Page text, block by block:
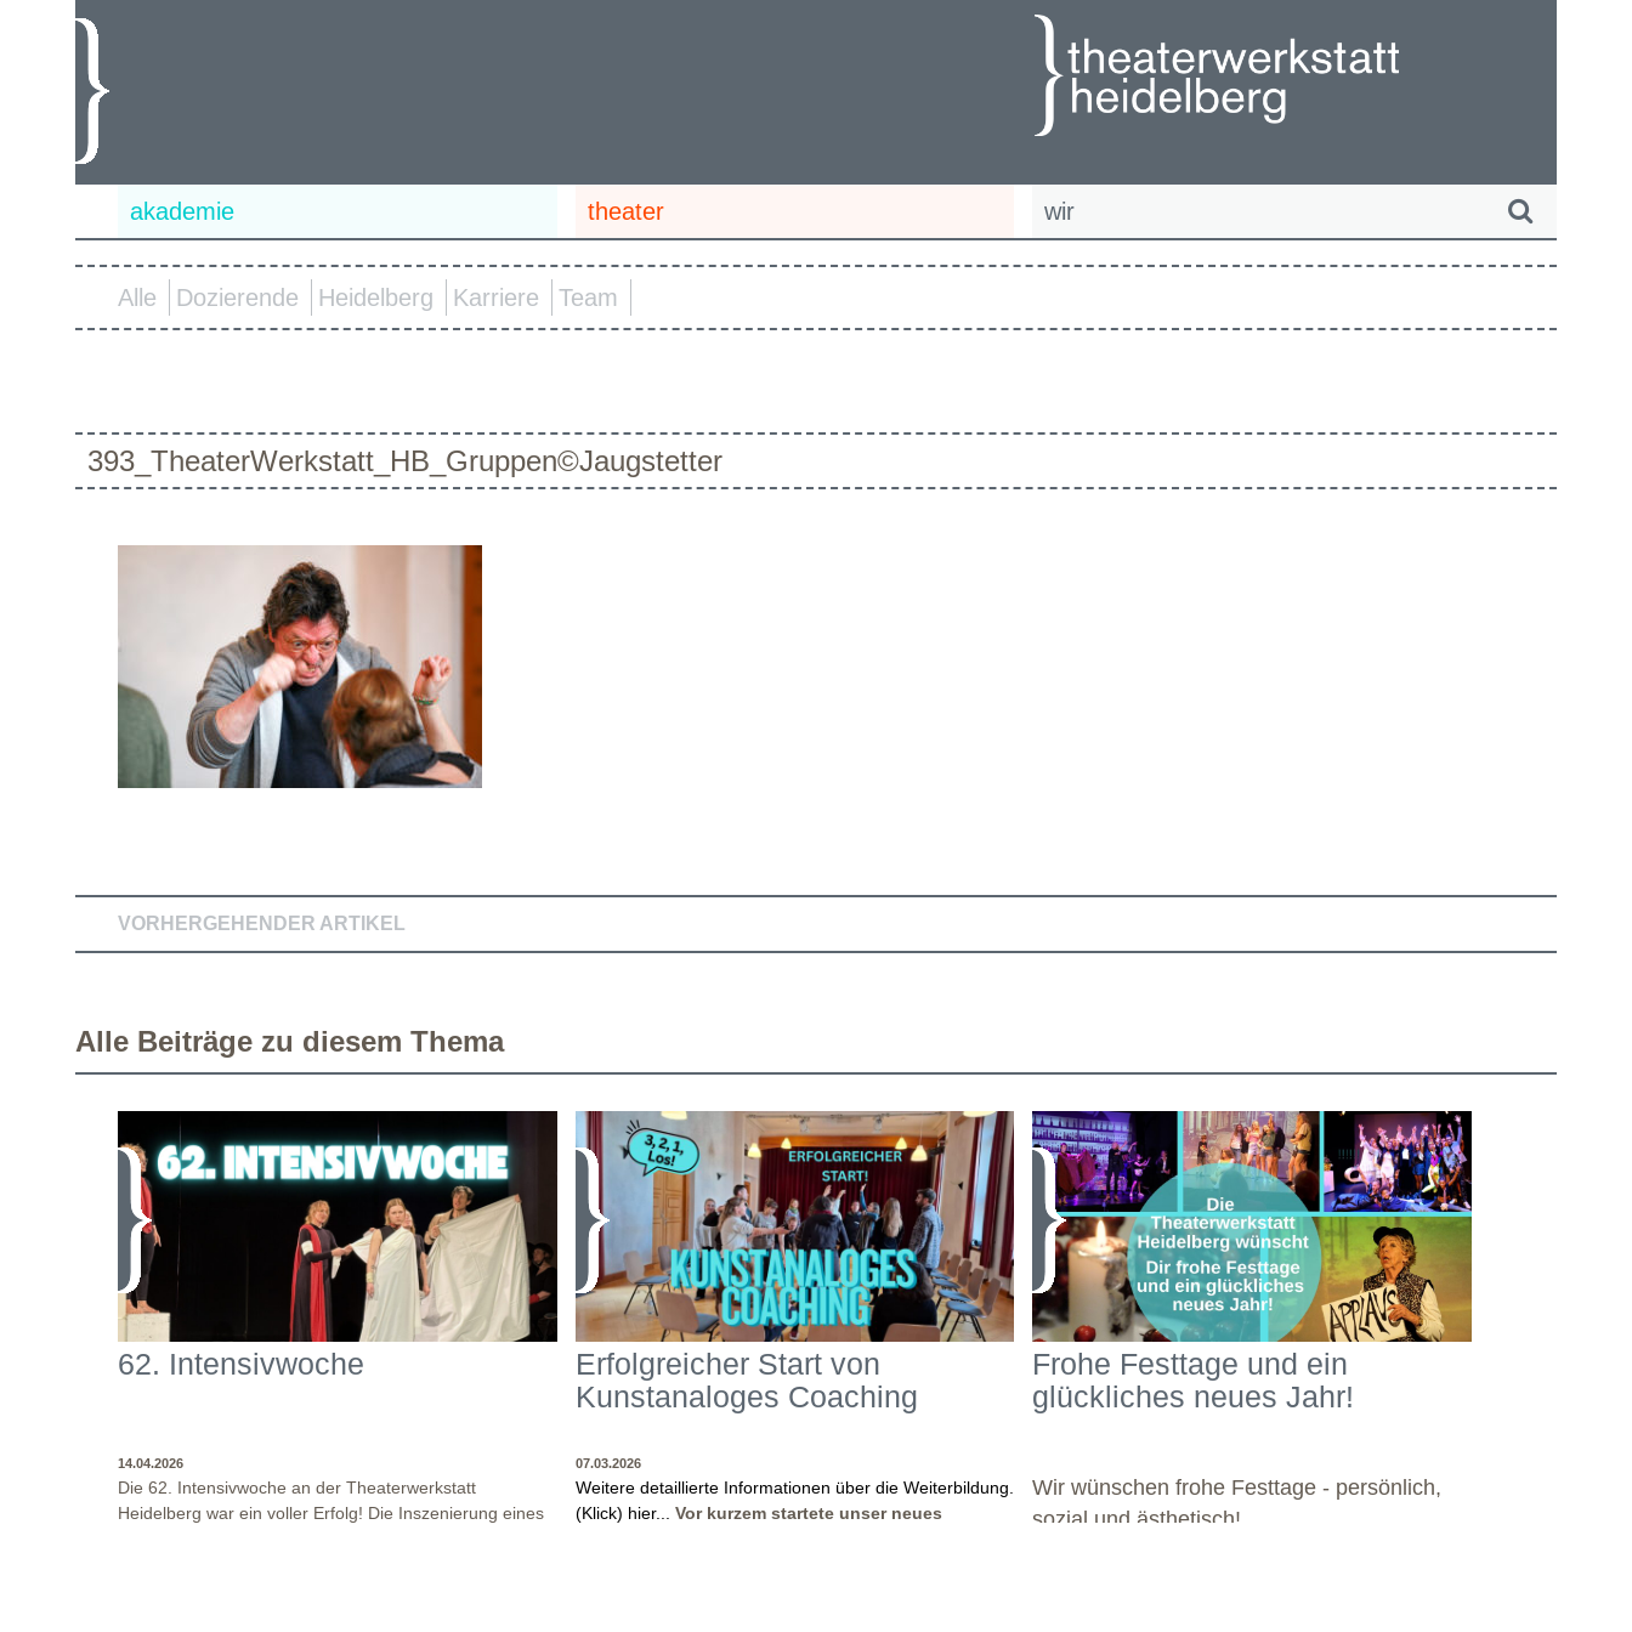
akademie theater wir
Alle Dozierende Heidelberg Karriere Team
393_TheaterWerkstatt_HB_Gruppen©Jaugstetter
VORHERGEHENDER ARTIKEL
Alle Beiträge zu diesem Thema
62. Intensivwoche
14.04.2026
Die 62. Intensivwoche an der Theaterwerkstatt
Heidelberg war ein voller Erfolg! Die Inszenierung eines
Erfolgreicher Start von
Kunstanaloges Coaching
07.03.2026
Weitere detaillierte Informationen über die Weiterbildung.
(Klick) hier...
Vor kurzem startete unser neues
Frohe Festtage und ein
glückliches neues Jahr!
Wir wünschen frohe Festtage - persönlich,
sozial und ästhetisch!